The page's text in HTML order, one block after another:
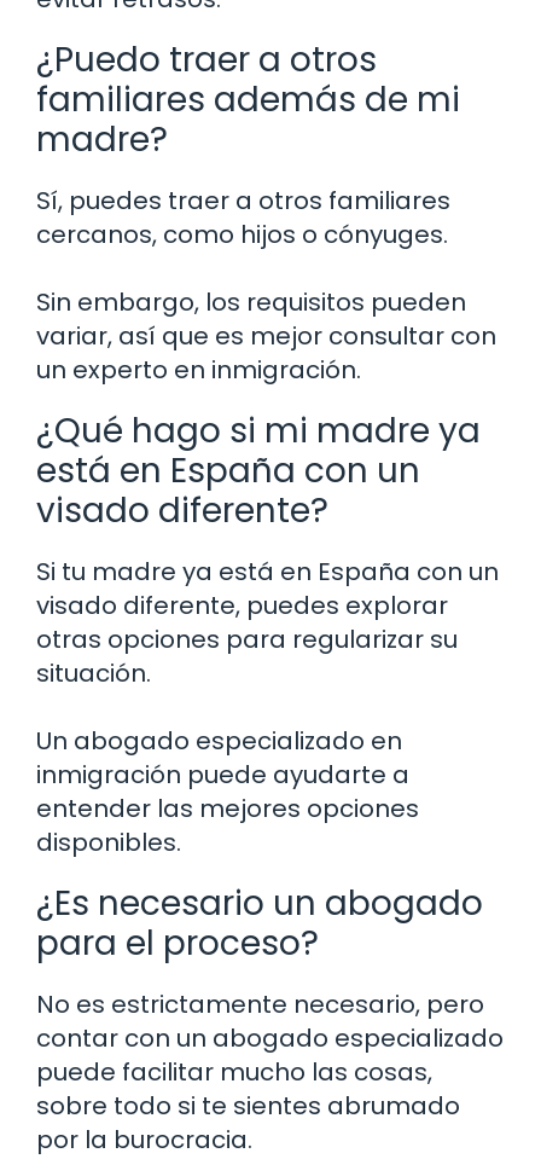
¿Puedo traer a otros
familiares además de mi
madre?
Sí, puedes traer a otros familiares
cercanos, como hijos o cónyuges.
Sin embargo, los requisitos pueden
variar, así que es mejor consultar con
un experto en inmigración.
¿Qué hago si mi madre ya
está en España con un
visado diferente?
Si tu madre ya está en España con un
visado diferente, puedes explorar
otras opciones para regularizar su
situación.
Un abogado especializado en
inmigración puede ayudarte a
entender las mejores opciones
disponibles.
¿Es necesario un abogado
para el proceso?
No es estrictamente necesario, pero
contar con un abogado especializado
puede facilitar mucho las cosas,
sobre todo si te sientes abrumado
por la burocracia.